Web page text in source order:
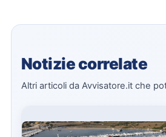
Notizie correlate
Altri articoli da Avvisatore.it che